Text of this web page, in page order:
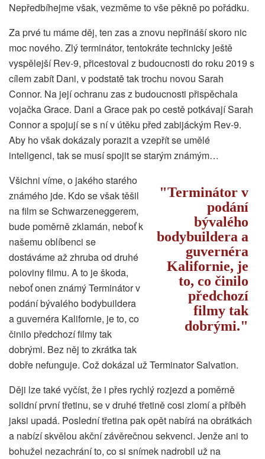
Nepředbíhejme však, vezměme to vše pěkně po pořádku.
Za prvé tu máme děj, ten zas a znovu nepřináší skoro nic
moc nového. Zlý terminátor, tentokráte technicky ještě
vyspělejší Rev-9, přicestoval z budoucnosti do roku 2019 s
cílem zabít Dani, v podstatě tak trochu novou Sarah
Connor. Na její ochranu zas z budoucnosti přispěchala
vojačka Grace. Dani a Grace pak po cestě potkávají Sarah
Connor a spojují se s ní v útěku před zabijáckým Rev-9.
Aby ho však dokázaly porazit a vzepřít se umělé
inteligenci, tak se musí spojit se starým známým…
Terminátor v
podání
bývalého
bodybuildera a
guvernéra
Kalifornie, je
to, co činilo
předchozí
filmy tak
dobrými.
Všichni víme, o jakého starého
známého jde. Kdo se však těšil
na film se Schwarzeneggerem,
bude poměrně zklamán, neboť k
našemu oblíbenci se
dostáváme až zhruba od druhé
poloviny filmu. A to je škoda,
neboť onen známý Terminátor v
podání bývalého bodybuildera
a guvernéra Kalifornie, je to, co
činilo předchozí filmy tak
dobrými. Bez něj to zkrátka tak
dobře nefunguje. Což dokázal už Terminator Salvation.
Ději lze také vyčíst, že i přes rychlý rozjezd a poměrně
solidní první třetinu, se v druhé třetině cosi zlomí a příběh
jaksi upadá. Poslední třetina pak opět nabírá na obrátkách
a nabízí skvělou akční závěrečnou sekvenci. Jenže ani to
bohužel nezachrání to, co si snímek nadrobil už na